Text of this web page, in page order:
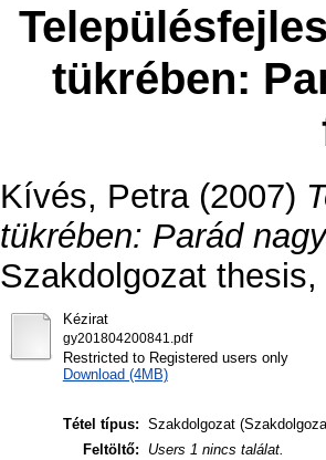
tükrében:
Kívés, Petra(2007)
tükrében: Parád
Szakdolgozat
Kézirat
gy201804200841.pdf
Restricted to Registered users only
Download (4MB)
Tétel típus: Szakdolgozat
Feltöltő:
Users 1 nincs találat.